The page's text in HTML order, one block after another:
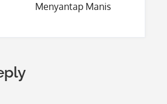
Menyantap Manis